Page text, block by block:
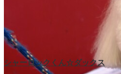
シャーロックくん☆ダックス